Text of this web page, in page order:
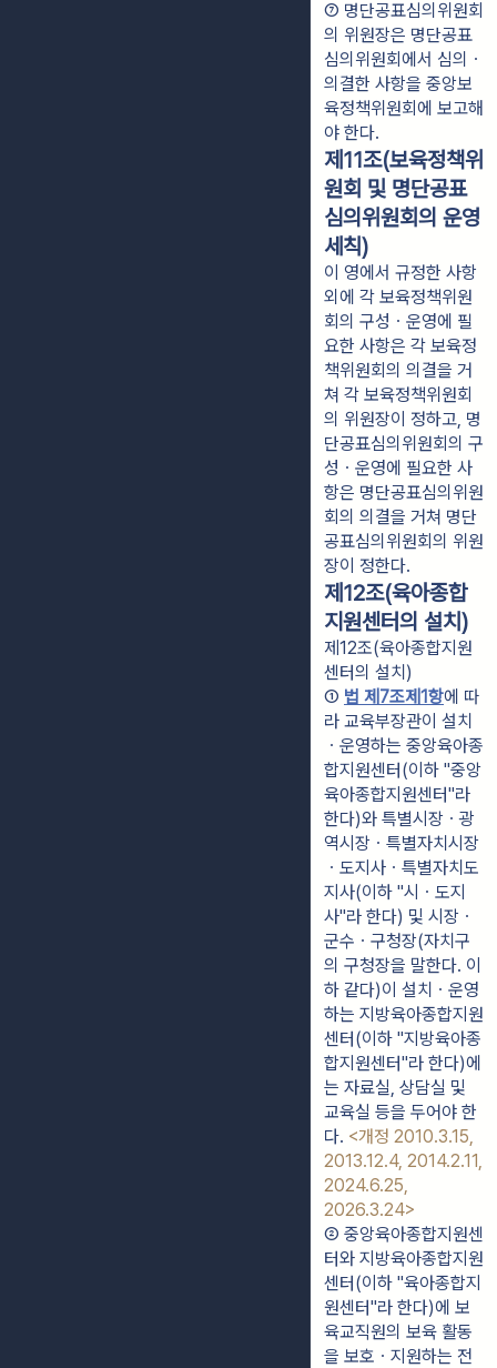
⑦ 명단공표심의위원회
의 위원장은 명단공표
심의위원회에서 심의ㆍ
의결한 사항을 중앙보
육정책위원회에 보고해
야 한다.
제11조(보육정책위
원회 및 명단공표
심의위원회의 운영
세칙)
이 영에서 규정한 사항
외에 각 보육정책위원
회의 구성ㆍ운영에 필
요한 사항은 각 보육정
책위원회의 의결을 거
쳐 각 보육정책위원회
의 위원장이 정하고, 명
단공표심의위원회의 구
성ㆍ운영에 필요한 사
항은 명단공표심의위원
회의 의결을 거쳐 명단
공표심의위원회의 위원
장이 정한다.
제12조(육아종합
지원센터의 설치)
제12조(육아종합지원
센터의 설치)
① 법 제7조제1항에 따
라 교육부장관이 설치
ㆍ운영하는 중앙육아종
합지원센터(이하 "중앙
육아종합지원센터"라
한다)와 특별시장ㆍ광
역시장ㆍ특별자치시장
ㆍ도지사ㆍ특별자치도
지사(이하 "시ㆍ도지
사"라 한다) 및 시장ㆍ
군수ㆍ구청장(자치구
의 구청장을 말한다. 이
하 같다)이 설치ㆍ운영
하는 지방육아종합지원
센터(이하 "지방육아종
합지원센터"라 한다)에
는 자료실, 상담실 및
교육실 등을 두어야 한
다. <개정 2010.3.15,
2013.12.4, 2014.2.11,
2024.6.25,
2026.3.24>
② 중앙육아종합지원센
터와 지방육아종합지원
센터(이하 "육아종합지
원센터"라 한다)에 보
육교직원의 보육 활동
을 보호ㆍ지원하는 전